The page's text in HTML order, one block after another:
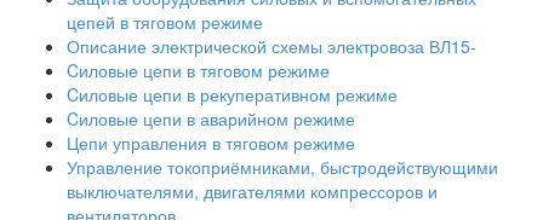
цепей в тяговом режиме
Описание электрической схемы электровоза ВЛ15-
Cиловые цепи в тяговом режиме
Cиловые цепи в рекуперативном режиме
Cиловые цепи в аварийном режиме
Цепи управления в тяговом режиме
Управление токоприёмниками, быстродействующими
выключателями, двигателями компрессоров и
вентиляторов